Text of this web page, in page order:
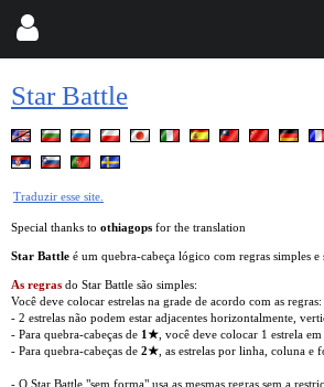
Star Battle
Traduzir esse site.
Special thanks to othiagops for the translation
Star Battle é um quebra-cabeça lógico com regras simples e
As regras do Star Battle são simples:
Você deve colocar estrelas na grade de acordo com as regras:
- 2 estrelas não podem estar adjacentes horizontalmente,
- Para quebra-cabeças de 1★ , você deve colocar 1 estrela
- Para quebra-cabeças de 2★ , as estrelas por linha, coluna e
- O Star Battle "sem forma" usa as mesmas regras sem a